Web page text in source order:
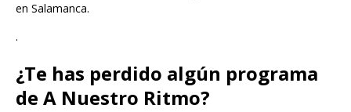
en Salamanca.
.
¿Te has perdido algún programa
de A Nuestro Ritmo?